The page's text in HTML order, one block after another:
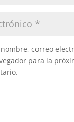
correo
para la